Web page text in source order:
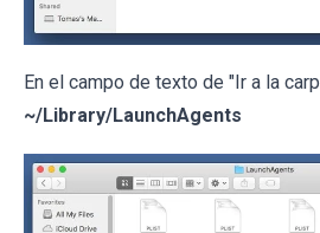
En el campo de texto de "Ir a la
~/Library/LaunchAgents